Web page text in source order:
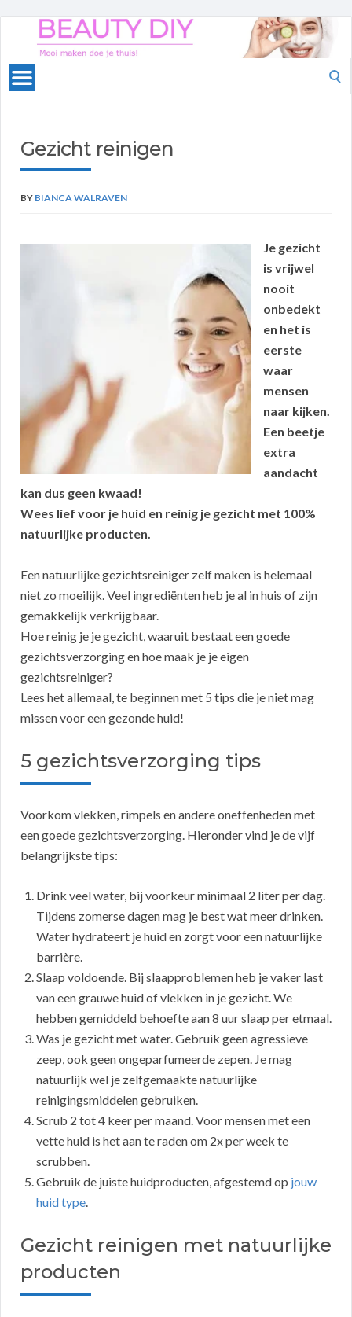
Gezicht reinigen
BY BIANCA WALRAVEN
Je gezicht
is vrijwel
nooit
onbedekt
en het is
eerste
waar
mensen
naar kijken.
Een beetje
extra
aandacht
kan dus geen kwaad!
Wees lief voor je huid en reinig je gezicht met 100%
natuurlijke producten.
Een natuurlijke gezichtsreiniger zelf maken is helemaal
niet zo moeilijk. Veel ingrediënten heb je al in huis of zijn
gemakkelijk verkrijgbaar.
Hoe reinig je je gezicht, waaruit bestaat een goede
gezichtsverzorging en hoe maak je je eigen
gezichtsreiniger?
Lees het allemaal, te beginnen met 5 tips die je niet mag
missen voor een gezonde huid!
5 gezichtsverzorging tips
Voorkom vlekken, rimpels en andere oneffenheden met
een goede gezichtsverzorging. Hieronder vind je de vijf
belangrijkste tips:
Drink veel water, bij voorkeur minimaal 2 liter per dag.
Tijdens zomerse dagen mag je best wat meer drinken.
Water hydrateert je huid en zorgt voor een natuurlijke
barrière.
Slaap voldoende. Bij slaapproblemen heb je vaker last
van een grauwe huid of vlekken in je gezicht. We
hebben gemiddeld behoefte aan 8 uur slaap per etmaal.
Was je gezicht met water. Gebruik geen agressieve
zeep, ook geen ongeparfumeerde zepen. Je mag
natuurlijk wel je zelfgemaakte natuurlijke
reinigingsmiddelen gebruiken.
Scrub 2 tot 4 keer per maand. Voor mensen met een
vette huid is het aan te raden om 2x per week te
scrubben.
Gebruik de juiste huidproducten, afgestemd op jouw
huid type
Gezicht reinigen met natuurlijke
producten